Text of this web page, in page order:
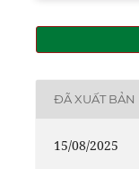
ĐÃ XUẤT BẢN
15/08/2025